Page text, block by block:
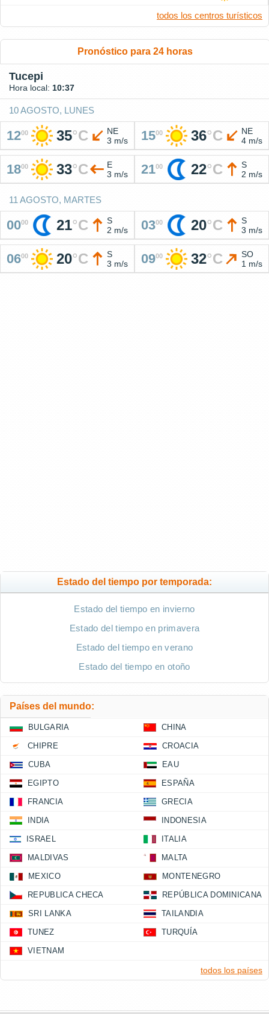
todos los centros turísticos
Pronóstico para 24 horas
Tucepi
Hora local: 10:37
10 AGOSTO, LUNES
1200 35°C
NE
3 m/s
1500 36°C
NE
4 m/s
1800 33°C
E
3 m/s
2100 22°C
S
2 m/s
11 AGOSTO, MARTES
0000 21°C
S
2 m/s
0300 20°C
S
3 m/s
0600 20°C
S
3 m/s
0900 32°C
SO
1 m/s
Estado del tiempo por temporada:
Estado del tiempo en invierno
Estado del tiempo en primavera
Estado del tiempo en verano
Estado del tiempo en otoño
Países del mundo:
BULGARIA CHINA
CHIPRE CROACIA
CUBA EAU
EGIPTO ESPAÑA
FRANCIA GRECIA
INDIA INDONESIA
ISRAEL ITALIA
MALDIVAS MALTA
MEXICO MONTENEGRO
REPUBLICA CHECA REPÚBLICA DOMINICANA
SRI LANKA TAILANDIA
TUNEZ TURQUÍA
VIETNAM
todos los países